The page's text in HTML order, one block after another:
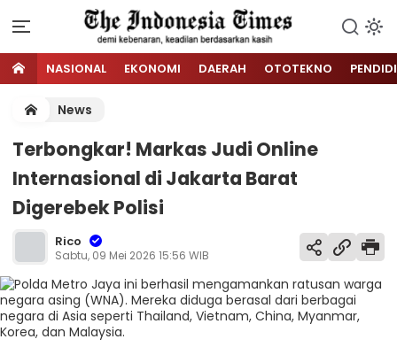
NASIONAL EKONOMI DAERAH OTOTEKNO
News
Terbongkar! Markas Judi Online
Internasional di Jakarta Barat
Digerebek Polisi
Rico
Sabtu, 09 Mei 2026 15:56 WIB